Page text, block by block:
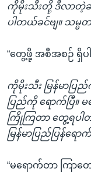
ကိုမိုးသီးတို့ ဒီလာတဲ့
ပါတယ်ခင်ဗျ။ သမ္မ
“တွေ့ဖို့ အစီအစဉ် ရှိပ
ကိုမိုးသီး မြန်မာပြည်
ပြည်ကို ရောက်ပြီ။
ကြိုကြတာ တွေ့ရပါ
မြန်မာပြည်ပြန်ရ
“မရောက်တာ ကြာတေ